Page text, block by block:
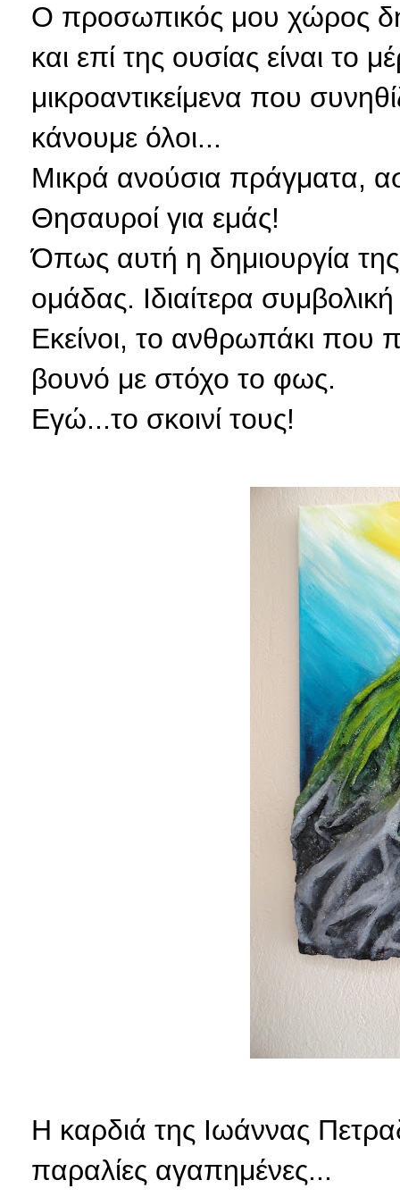
Ο προσωπικός μου χώρος
και επί της ουσίας είναι το
μικροαντικείμενα που
κάνουμε όλοι...
Μικρά ανούσια πράγματα,
Θησαυροί για εμάς!
Όπως αυτή η δημιουργία της
ομάδας. Ιδιαίτερα
Εκείνοι, το ανθρωπάκι που
βουνό με στόχο το φως.
Εγώ...το σκοινί τους!
Η καρδιά της Ιωάννας
παραλίες αγαπημένες...